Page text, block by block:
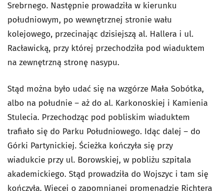
Srebrnego. Następnie prowadziła w kierunku
południowym, po wewnętrznej stronie wału
kolejowego, przecinając dzisiejszą al. Hallera i ul.
Racławicką, przy której przechodziła pod wiaduktem
na zewnętrzną stronę nasypu.
Stąd można było udać się na wzgórze Mała Sobótka,
albo na południe – aż do al. Karkonoskiej i Kamienia
Stulecia. Przechodząc pod pobliskim wiaduktem
trafiało się do Parku Południowego. Idąc dalej – do
Górki Partynickiej. Ścieżka kończyła się przy
wiadukcie przy ul. Borowskiej, w pobliżu szpitala
akademickiego. Stąd prowadziła do Wojszyc i tam się
kończyła. Więcej o zapomnianej promenadzie Richtera